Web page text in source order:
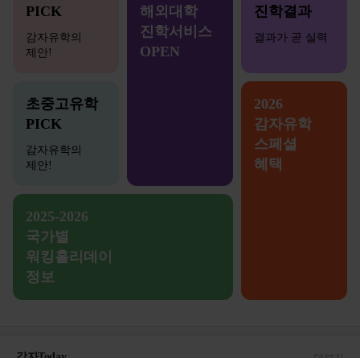
PICK
감자유학의
제안!
해외대학
진학서비스
OPEN
진학결과
결과가 곧 실력
초중고유학
PICK
감자유학의
제안!
2026
감자유학
스페셜
혜택
2025-2026
국가별
워킹홀리데이
정보